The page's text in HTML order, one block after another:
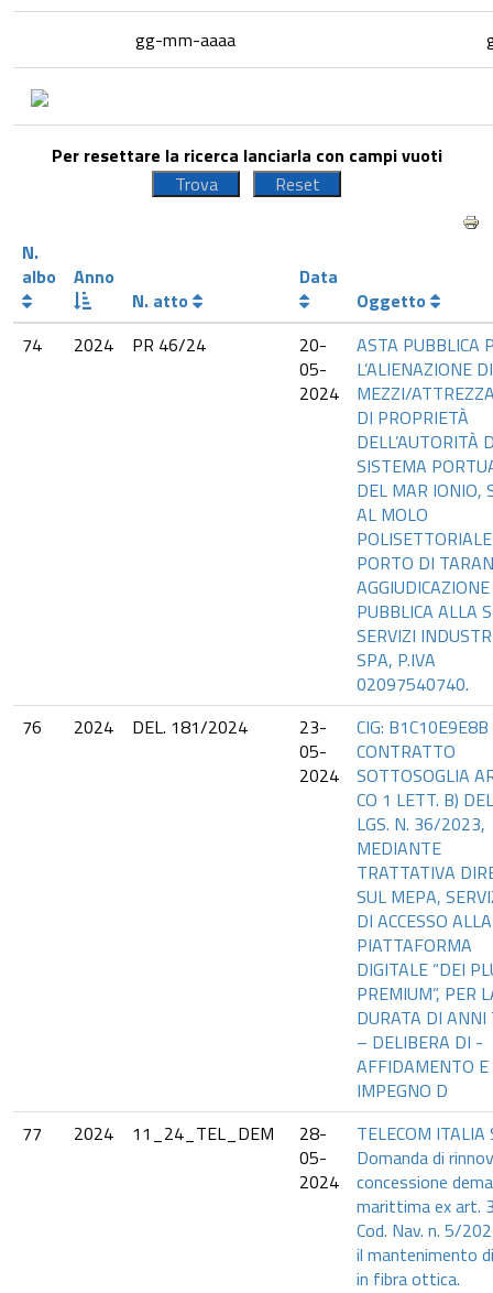
gg-mm-aaaa
Per resettare la ricerca lanciarla con campi vuoti
N.
albo
Anno
N. atto
Data
Oggetto
74
2024 PR 46/24
20-
05-
2024
ASTA PUBBLICA
L’ALIENAZIONE DI
MEZZI/
DI PROPRIETÀ
DELL’AUTORITÀ
SISTEMA
DEL MAR IONIO,
AL MOLO
PORTO DI
PUBBLICA ALLA
SERVIZI
SPA, P.IVA
02097540740.
76
2024 DEL. 181/2024
23-
05-
2024
CIG:
CONTRATTO
SOTTOSOGLIA
CO 1 LETT. B)
LGS. N. 36/2023,
MEDIANTE
TRATTATIVA
SUL MEPA,
DI ACCESSO ALLA
PIATTAFORMA
DIGITALE “DEI
PREMIUM”, PER
DURATA DI ANNI
– DELIBERA DI -
AFFIDAMENTO E
IMPEGNO D
77
2024 11_24_TEL_DEM
28-
05-
2024
TELECOM ITALIA
Domanda di
concessione
marittima ex art.
Cod. Nav. n. 5/
il mantenimento
in fibra ottica.